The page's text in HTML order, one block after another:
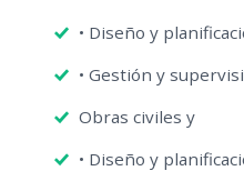
• Diseño y
• Gestión y
Obras civiles y
• Diseño y